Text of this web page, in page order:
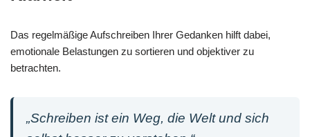
Das regelmäßige Aufschreiben Ihrer Gedanken hilft dabei,
emotionale Belastungen zu sortieren und objektiver zu
betrachten.
„Schreiben ist ein Weg, die Welt und sich